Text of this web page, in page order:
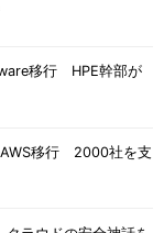
移行 HPE幹部が
AWS移行 2000社を支